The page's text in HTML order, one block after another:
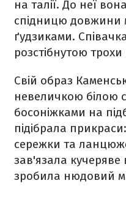
на талії. До неї
спідницю довжини
ґудзиками.
розстібнутою
Свій образ
невеличкою білою
босоніжками на
підібрала
сережки та
зав'язала кучеряве
зробила нюдовий